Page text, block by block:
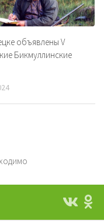
объявлены V
Бикмуллинские